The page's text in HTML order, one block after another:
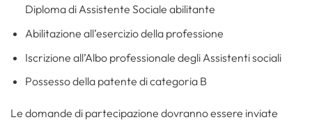
Diploma di Assistente Sociale abilitante
Abilitazione all’esercizio della professione
Iscrizione all’Albo professionale degli Assistenti sociali
Possesso della patente di categoria B
Le domande di partecipazione dovranno essere inviate